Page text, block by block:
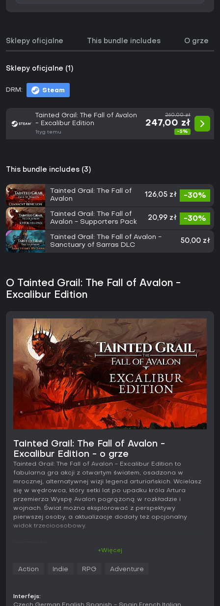
Sklepy oficjalne This bundle includes O grze
Sklepy oficjalne (1)
DRM: Steam
Tainted Grail: The Fall of Avalon
- Excalibur Edition
1tyg temu
260,00 zł
247,00 zł
-5%
This bundle includes (3)
Tainted Grail: The Fall of
Avalon
126,05 zł -30%
Tainted Grail: The Fall of
Avalon - Supporters Pack
20,99 zł -30%
Tainted Grail: The Fall of Avalon -
Sanctuary of Sarras DLC
50,00 zł
O Tainted Grail: The Fall of Avalon -
Excalibur Edition
Tainted Grail: The Fall of Avalon -
Excalibur Edition - o grze
Tainted Grail: The Fall of Avalon - Excalibur Edition to
fabularna gra akcji z otwartym światem, osadzona w
mrocznej, alternatywnej wizji legend arturiańskich. Wcielasz
się w wędrowca, który setki lat po upadku króla Artura
przemierza Wyspę Avalon pogrążoną w rozkładzie i
wojnach. Świat można eksplorować z perspektywy
pierwszej osoby, a aktualizacje dodały też opcjonalny
widok trzecioosobowy.
Podstawę stanowi swobodne odkrywanie trzech dużych
kolejności zwiedzania - gracz sam decyduje, dokąd
zapewnia lepszą ochronę, ale ogranicza mobilność. Do
+Więcej
Action Indie RPG Adventure
Interfejs: